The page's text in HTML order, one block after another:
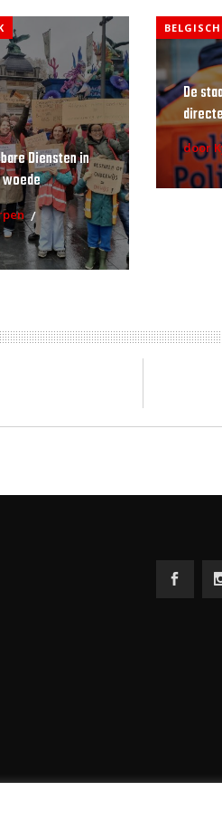
Diensten in
De
door